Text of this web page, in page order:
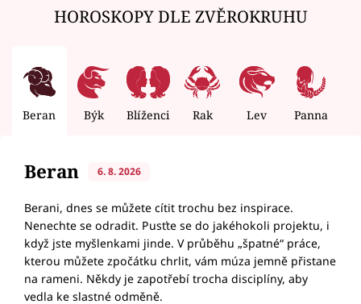
HOROSKOPY DLE ZVĚROKRUHU
Beran Býk Blíženci Rak Lev Panna
Beran 6. 8. 2026
Berani, dnes se můžete cítit trochu bez inspirace.
Nenechte se odradit. Pusťte se do jakéhokoli projektu, i
když jste myšlenkami jinde. V průběhu „špatné“ práce,
kterou můžete zpočátku chrlit, vám múza jemně přistane
na rameni. Někdy je zapotřebí trocha disciplíny, aby
vedla ke slastné odměně.